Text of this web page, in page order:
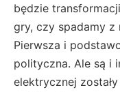
będzie
gry, czy spadamy
Pierwsza i
polityczna. Ale są i
elektrycznej